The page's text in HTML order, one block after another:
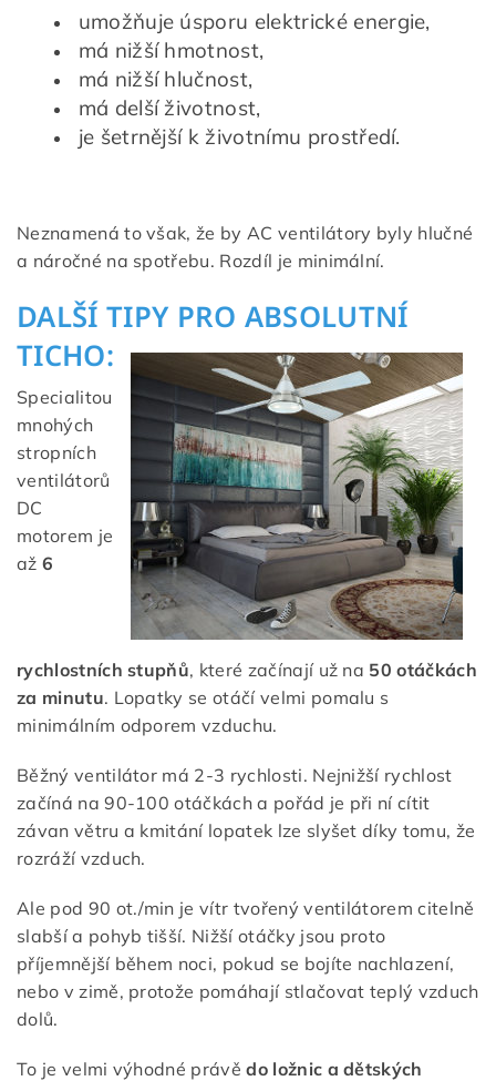
umožňuje úsporu elektrické energie,
má nižší hmotnost,
má nižší hlučnost,
má delší životnost,
je šetrnější k životnímu prostředí.
Neznamená to však, že by AC ventilátory byly hlučné
a náročné na spotřebu. Rozdíl je minimální.
DALŠÍ TIPY PRO ABSOLUTNÍ
TICHO:
Specialitou
mnohých
stropních
ventilátorů
DC
motorem je
až 6
rychlostních stupňů, které začínají už na 50 otáčkách
za minutu. Lopatky se otáčí velmi pomalu s
minimálním odporem vzduchu.
Běžný ventilátor má 2-3 rychlosti. Nejnižší rychlost
začíná na 90-100 otáčkách a pořád je při ní cítit
závan větru a kmitání lopatek lze slyšet díky tomu, že
rozráží vzduch.
Ale pod 90 ot./min je vítr tvořený ventilátorem citelně
slabší a pohyb tišší. Nižší otáčky jsou proto
příjemnější během noci, pokud se bojíte nachlazení,
nebo v zimě, protože pomáhají stlačovat teplý vzduch
dolů.
To je velmi výhodné právědo ložnic a dětských